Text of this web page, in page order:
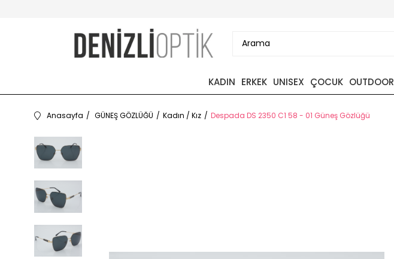
KADIN ERKEK UNISEX ÇOCUK OUTDOOR
Anasayfa GÜNEŞ GÖZLÜĞÜ Kadın / Kız Despada DS 2350 C1 58 - 01 Güneş Gözlüğü